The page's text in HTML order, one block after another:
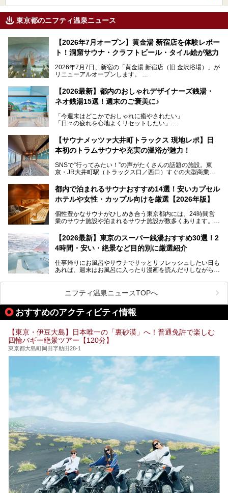
東京都のニフティ温泉ニュース
【2026年7月オープン】黄金湯 新宿店を体験レポー
ト！洞窟サウナ・クラフトビール・タイル絵が魅力
2026年7月7日、新宿の「黄金湯 新宿店（旧 金沢浴場）」が
リニューアルオープンします。
レトロでノスタルジックなタイル絵はそのまま、昔からここ
を知る地元の人にも、新しく足を運んでくれる人にも愛され
る、今の時代の"銭湯"として生まれ変わりました。洞窟のよ
ビアバーなど、新しく登場したスポットも併せて紹介しま
す。充実した設備があるのに、基本の入浴料が銭湯価格の5
【2026最新】都内のおしゃれデザイナーズ銭湯・
ネオ銭湯15選！週末のご褒美に♪
「今週末はどこかでおしゃれに癒やされたい」
「日々の疲れを心地よくリセットしたい」
となっている新しいスタイルの銭湯です。
最近、SNSやメディアで「デザイナーズ銭湯」や「ネオ銭
本記事では、そもそもこれらがどんな銭湯なのか、その気に
いおしゃれな名店15選を、おすすめの順番で一挙にご紹介
します。
【サウナメッツァ大井町トラックス 現地レポ】日
本初のトラムサウナや充実の温浴が魅力！
SNSで“行ってみたい！”の声がたくさんの話題の施設。東
京・JR大井町駅（トラックス口／西口）すぐの大型商業施
ツァ大井町トラックス」がニューオープン。施設の様子をレ
ポ―トします。
都内で泊まれるサウナおすすめ14選！安いカプセル
ホテルや女性・カップル向けを厳選【2026年版】
個性豊かなサウナがひしめき合う東京都内には、24時間営
業のサウナ施設や泊まれるサウナ施設が数多くあります。
を旅の目的とする「サ旅」や自分へのご褒美のための宿泊な
ど、自分の好きなタイミングで好きなだけサ活ができるのが
魅力です。
最近では、男性専用施設だけでなく、カップルや女性に嬉し
い個室サウナも増えてきました。
ら、特におすすめしたい施設14選をご紹介します。
してみてください。
【2026最新】東京のスーパー銭湯おすすめ30選！2
4時間・安い・絶景など目的別に厳選紹介
仕事帰りにお風呂やサウナでサッとリフレッシュしたい日も
あれば、週末はお風呂に入ったり漫画を読んだりしながら一
また、終電を逃してしまい、「このまま朝までゆっくりでき
る場所があれば」と探した経験がある人も多いのではないで
しょうか。
そこで本記事では、東京でおすすめのスーパー銭湯を、目的
24時間営業で宿泊できる施設や、1,000円以下で楽しめる安
い施設、デートや休日レジャーにもぴったりなエンタメ要素
が充実した施設など、利用のシーンに合わせて参考にしてく
ださい。
ニフティ温泉ニュースTOPへ
おすすめのアクティビティ情報
【東京・伊豆大島】日本唯一の「裏砂漠」へ！普通免許で楽しむ
四輪バギー絶景ツアー【120分】
東京都大島町岡田字助田28-1